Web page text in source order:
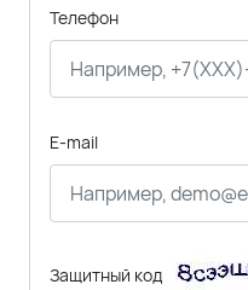
Телефон
E-mail
Защитный код